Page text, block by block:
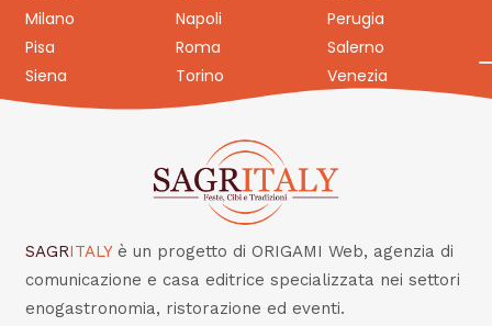
Milano
Napoli
Perugia
Pisa
Roma
Salerno
Siena
Torino Venezia
SAGRITALY è un progetto di ORIGAMI Web, agenzia di
comunicazione e casa editrice specializzata nei settori
enogastronomia, ristorazione ed eventi.